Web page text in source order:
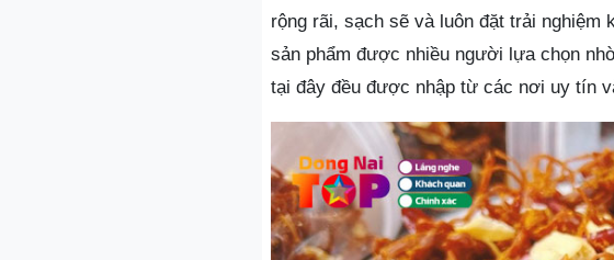
rộng rãi, sạch sẽ và luôn đặt trải nghiệm
sản phẩm được nhiều người lựa chọn
tại đây đều được nhập từ các nơi uy tín